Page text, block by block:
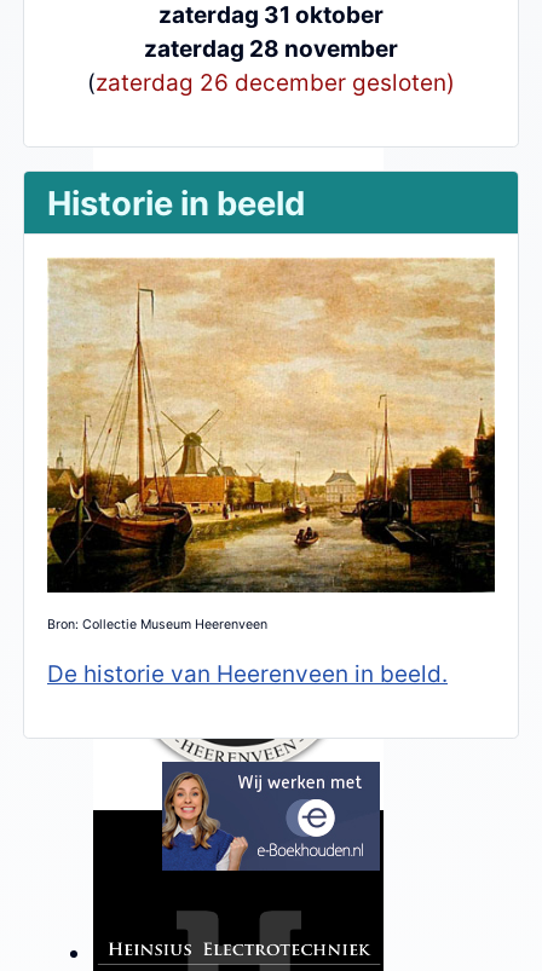
zaterdag 31 oktober
zaterdag 28 november
(zaterdag 26 december gesloten)
Historie in beeld
Bron: Collectie Museum Heerenveen
De historie van Heerenveen in beeld.